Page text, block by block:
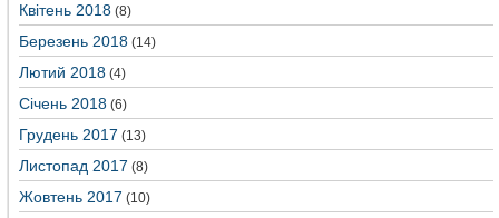
Квітень 2018 (8)
Березень 2018 (14)
Лютий 2018 (4)
Січень 2018 (6)
Грудень 2017 (13)
Листопад 2017 (8)
Жовтень 2017 (10)